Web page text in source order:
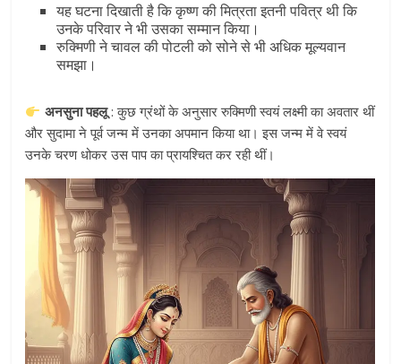
यह घटना दिखाती है कि कृष्ण की मित्रता इतनी पवित्र थी कि
उनके परिवार ने भी उसका सम्मान किया।
रुक्मिणी ने चावल की पोटली को सोने से भी अधिक मूल्यवान
समझा।
अनसुना पहलू: कुछ ग्रंथों के अनुसार रुक्मिणी स्वयं लक्ष्मी का अवतार थीं
और सुदामा ने पूर्व जन्म में उनका अपमान किया था। इस जन्म में वे स्वयं
उनके चरण धोकर उस पाप का प्रायश्चित कर रही थीं।